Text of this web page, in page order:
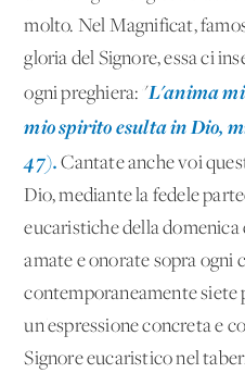
molto. Nel Magnificat,
gloria del Signore, essa ci
ogni preghiera: "L'anima
mio spirito esulta in Dio,
47). Cantate anche voi
Dio, mediante la fedele
eucaristiche della domenica
amate e onorate sopra ogni
contemporaneamente siete
un'espressione concreta e
Signore eucaristico nel